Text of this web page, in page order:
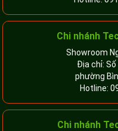
Chi nhánh
Showroom
Địa chỉ:
phường
Hotline:
Chi nhánh